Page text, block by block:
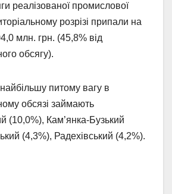
реалізованої промислової
розрізі припали на
млн. грн. (45,8% від
обсягу).
питому вагу в
обсязі займають
(10,0%), Кам’янка-Бузький
(4,3%), Радехівський (4,2%).